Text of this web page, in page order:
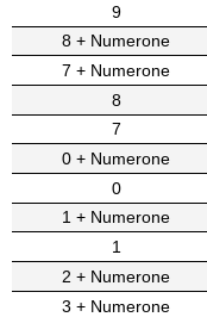
9
8 + Numerone
7 + Numerone
8
7
0 + Numerone
0
1 + Numerone
1
2 + Numerone
3 + Numerone